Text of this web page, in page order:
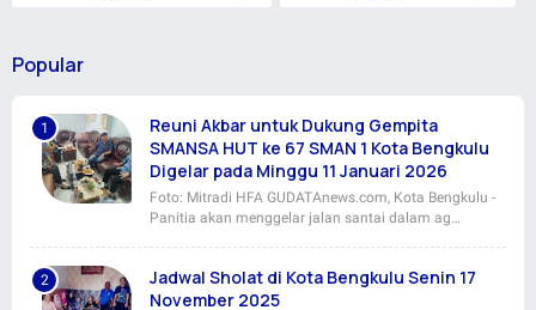
Popular
Reuni Akbar untuk Dukung Gempita
SMANSA HUT ke 67 SMAN 1 Kota Bengkulu
Digelar pada Minggu 11 Januari 2026
Foto: Mitradi HFA GUDATAnews.com, Kota Bengkulu -
Panitia akan menggelar jalan santai dalam ag…
Jadwal Sholat di Kota Bengkulu Senin 17
November 2025